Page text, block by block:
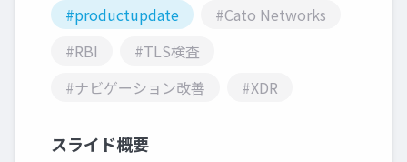
#productupdate
#Cato Networks
#RBI
#TLS検査
#ナビゲーション改善
#XDR
スライド概要